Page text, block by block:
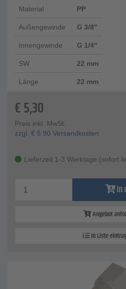
Material PP
Außengewinde G 3/8"
Innengewinde G 1/4"
SW 22 mm
Länge 22 mm
€5,30
Preis inkl. MwSt.
zzgl. € 5,90 Versandkosten
Lieferzeit 1-3 Werktage (sofort
In
Angebot
In Liste